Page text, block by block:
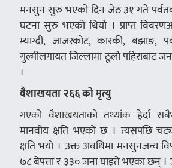
मनसुन सुरु भएको दिन जेठ ३१ गते
घटना सुरु भएको थियो । प्राप्त
म्याग्दी, जाजरकोट, कास्की, बझाङ,
गुल्मीलगायत जिल्लामा ठूलो पहिराबाट
।
वैशाखयता २६६ को मृत्यु
गएको वैशाखयताको तथ्यांक हेर्दा
मानवीय क्षति भएको छ । त्यसपछि
क्षति भयो । उक्त अवधिमा मनसुनजन्य
७८ बेपत्ता र ३३० जना घाइते भएका छन् ।